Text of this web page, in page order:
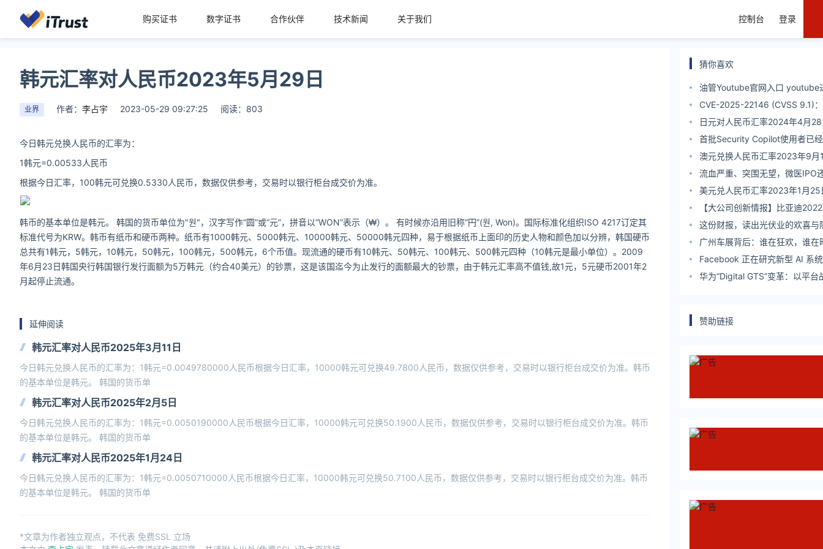
购买证书 数字证书 合作伙伴 技术新闻 关于我们 控制台 登录
韩元汇率对人民币2023年5月29日
业界 作者： 李占宇 2023-05-29 09:27:25 阅读：803
今日韩元兑换人民币的汇率为：
1韩元=0.00533人民币
根据今日汇率，100韩元可兑换0.5330人民币，数据仅供参考，交易时以银行柜台成交价为准。
韩币的基本单位是韩元。 韩国的货币单位为"원"，汉字写作“圆”或“元”，拼音以“WON”表示（₩）。 有时候亦沿用旧称“円”(원, Won)。国际标准化组织ISO 4217订定其
标准代号为KRW。韩币有纸币和硬币两种。纸币有1000韩元、5000韩元、10000韩元、50000韩元四种，易于根据纸币上面印的历史人物和颜色加以分辨，韩国硬币
总共有1韩元，5韩元，10韩元，50韩元，100韩元，500韩元，6个币值。现流通的硬币有10韩元、50韩元、100韩元、500韩元四种（10韩元是最小单位）。2009
年6月23日韩国央行韩国银行发行面额为5万韩元（约合40美元）的钞票，这是该国迄今为止发行的面额最大的钞票，由于韩元汇率高不值钱,故1元，5元硬币2001年2
月起停止流通。
延伸阅读
韩元汇率对人民币2025年3月11日
今日韩元兑换人民币的汇率为：1韩元=0.0049780000人民币根据今日汇率，10000韩元可兑换49.7800人民币，数据仅供参考，交易时以银行柜台成交价为准。韩币
的基本单位是韩元。 韩国的货币单
韩元汇率对人民币2025年2月5日
今日韩元兑换人民币的汇率为：1韩元=0.0050190000人民币根据今日汇率，10000韩元可兑换50.1900人民币，数据仅供参考，交易时以银行柜台成交价为准。韩币
的基本单位是韩元。 韩国的货币单
韩元汇率对人民币2025年1月24日
今日韩元兑换人民币的汇率为：1韩元=0.0050710000人民币根据今日汇率，10000韩元可兑换50.7100人民币，数据仅供参考，交易时以银行柜台成交价为准。韩币
的基本单位是韩元。 韩国的货币单
*文章为作者独立观点，不代表 免费SSL 立场
猜你喜欢
油管Youtube官网入口 youtube
CVE-2025-22146 (CVSS 9.1)
洞允许账户接管
日元对人民币汇率2024年4月
首批Security Copilot使用者已
络安全和带团队了！
澳元兑换人民币汇率2023年9月
流血严重、突围无望，微医IPO
美元兑人民币汇率2023年1月25
【大公司创新情报】比亚迪
冠：杜绝合资车霸榜
这份财报，读出光伏业的欢喜与
广州车展背后：谁在狂欢，谁在
Facebook 正在研究新型 AI 系
角与世界进行交互
华为“Digital GTS”变革：以平台
赞助链接